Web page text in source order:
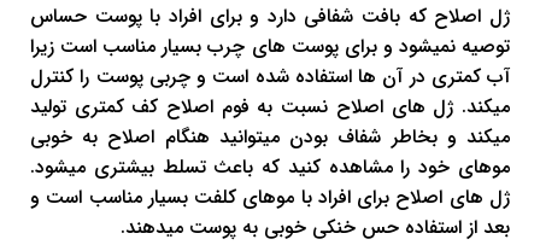
ژل اصلاح که بافت شفافی دارد و برای افراد با پوست حساس
توصیه نمیشود و برای پوست های چرب بسیار مناسب است زیرا
آب کمتری در آن ها استفاده شده است و چربی پوست را کنترل
میکند. ژل های اصلاح نسبت به فوم اصلاح کف کمتری تولید
میکند و بخاطر شفاف بودن میتوانید هنگام اصلاح به خوبی
موهای خود را مشاهده کنید که باعث تسلط بیشتری میشود.
ژل های اصلاح برای افراد با موهای کلفت بسیار مناسب است و
بعد از استفاده حس خنکی خوبی به پوست میدهند.